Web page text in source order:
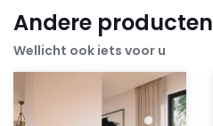
Andere producten
Wellicht ook iets voor u